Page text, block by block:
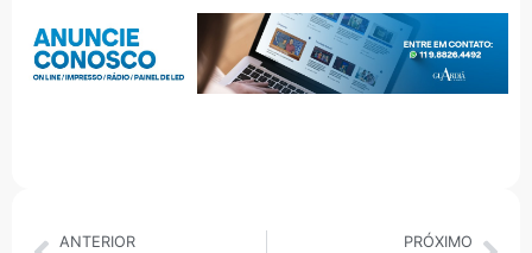
ANTERIOR PRÓXIMO